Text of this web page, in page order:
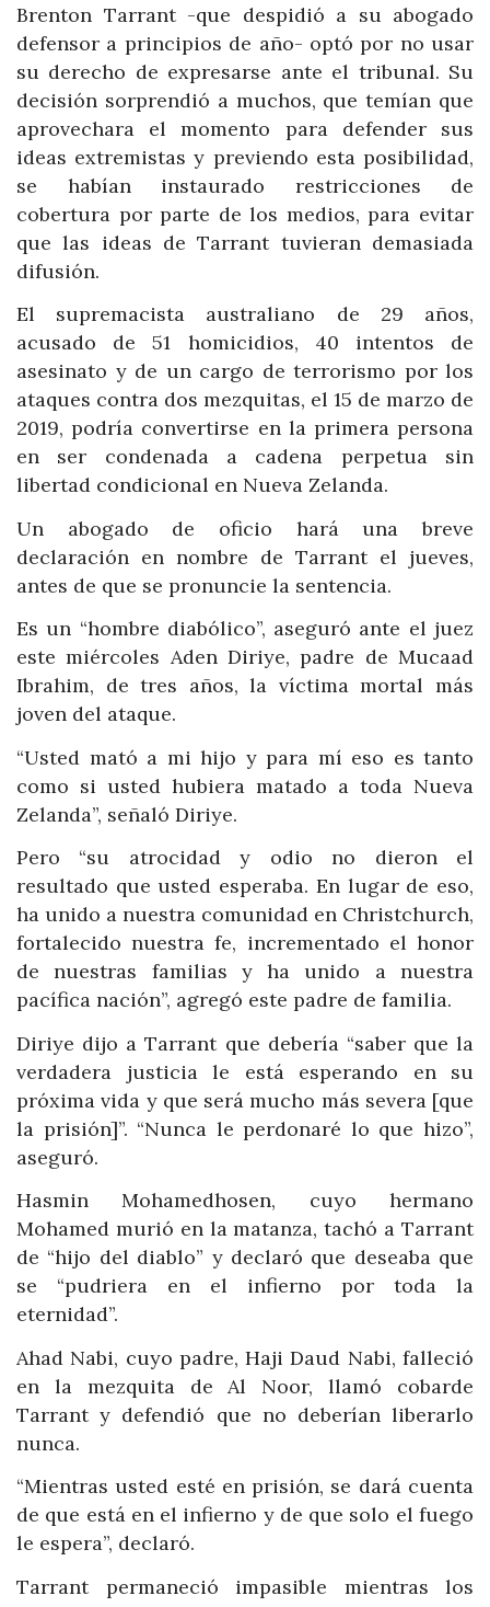
Brenton Tarrant -que despidió a su abogado
defensor a principios de año- optó por no usar
su derecho de expresarse ante el tribunal. Su
decisión sorprendió a muchos, que temían que
aprovechara el momento para defender sus
ideas extremistas y previendo esta posibilidad,
se habían instaurado restricciones de
cobertura por parte de los medios, para evitar
que las ideas de Tarrant tuvieran demasiada
difusión.
El supremacista australiano de 29 años,
acusado de 51 homicidios, 40 intentos de
asesinato y de un cargo de terrorismo por los
ataques contra dos mezquitas, el 15 de marzo de
2019, podría convertirse en la primera persona
en ser condenada a cadena perpetua sin
libertad condicional en Nueva Zelanda.
Un abogado de oficio hará una breve
declaración en nombre de Tarrant el jueves,
antes de que se pronuncie la sentencia.
Es un “hombre diabólico”, aseguró ante el juez
este miércoles Aden Diriye, padre de Mucaad
Ibrahim, de tres años, la víctima mortal más
joven del ataque.
“Usted mató a mi hijo y para mí eso es tanto
como si usted hubiera matado a toda Nueva
Zelanda”, señaló Diriye.
Pero “su atrocidad y odio no dieron el
resultado que usted esperaba. En lugar de eso,
ha unido a nuestra comunidad en Christchurch,
fortalecido nuestra fe, incrementado el honor
de nuestras familias y ha unido a nuestra
pacífica nación”, agregó este padre de familia.
Diriye dijo a Tarrant que debería “saber que la
verdadera justicia le está esperando en su
próxima vida y que será mucho más severa [que
la prisión]”. “Nunca le perdonaré lo que hizo”,
aseguró.
Hasmin Mohamedhosen, cuyo hermano
Mohamed murió en la matanza, tachó a Tarrant
de “hijo del diablo” y declaró que deseaba que
se “pudriera en el infierno por toda la
eternidad”.
Ahad Nabi, cuyo padre, Haji Daud Nabi, falleció
en la mezquita de Al Noor, llamó cobarde
Tarrant y defendió que no deberían liberarlo
nunca.
“Mientras usted esté en prisión, se dará cuenta
de que está en el infierno y de que solo el fuego
le espera”, declaró.
Tarrant permaneció impasible mientras los